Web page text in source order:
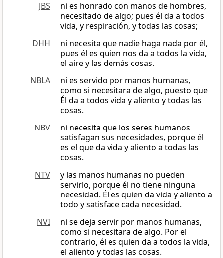
JBS
ni es honrado con manos de hombres,
necesitado de algo; pues él da a todos
vida, y respiración, y todas las cosas;
DHH
ni necesita que nadie haga nada por él,
pues él es quien nos da a todos la vida,
el aire y las demás cosas.
NBLA
ni es servido por manos humanas,
como si necesitara de algo, puesto que
Él da a todos vida y aliento y todas las
cosas.
NBV
ni necesita que los seres humanos
satisfagan sus necesidades, porque él
es el que da vida y aliento a todas las
cosas.
NTV
y las manos humanas no pueden
servirlo, porque él no tiene ninguna
necesidad. Él es quien da vida y aliento a
todo y satisface cada necesidad.
NVI
ni se deja servir por manos humanas,
como si necesitara de algo. Por el
contrario, él es quien da a todos la vida,
el aliento y todas las cosas.